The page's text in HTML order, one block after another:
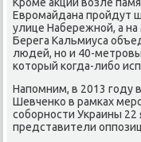
Евромайдана пройдут
улице Набережной, а
Берега Кальмиуса
людей, но и 40-
который когда-либо
Напомним, в 2013 году
Шевченко в рамках
соборности Украины
представители